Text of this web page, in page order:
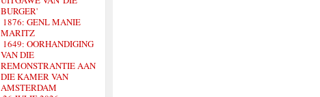
BURGER'
1876: GENL MANIE
MARITZ
1649: OORHANDIGING
VAN DIE
REMONSTRANTIE AAN
DIE KAMER VAN
AMSTERDAM